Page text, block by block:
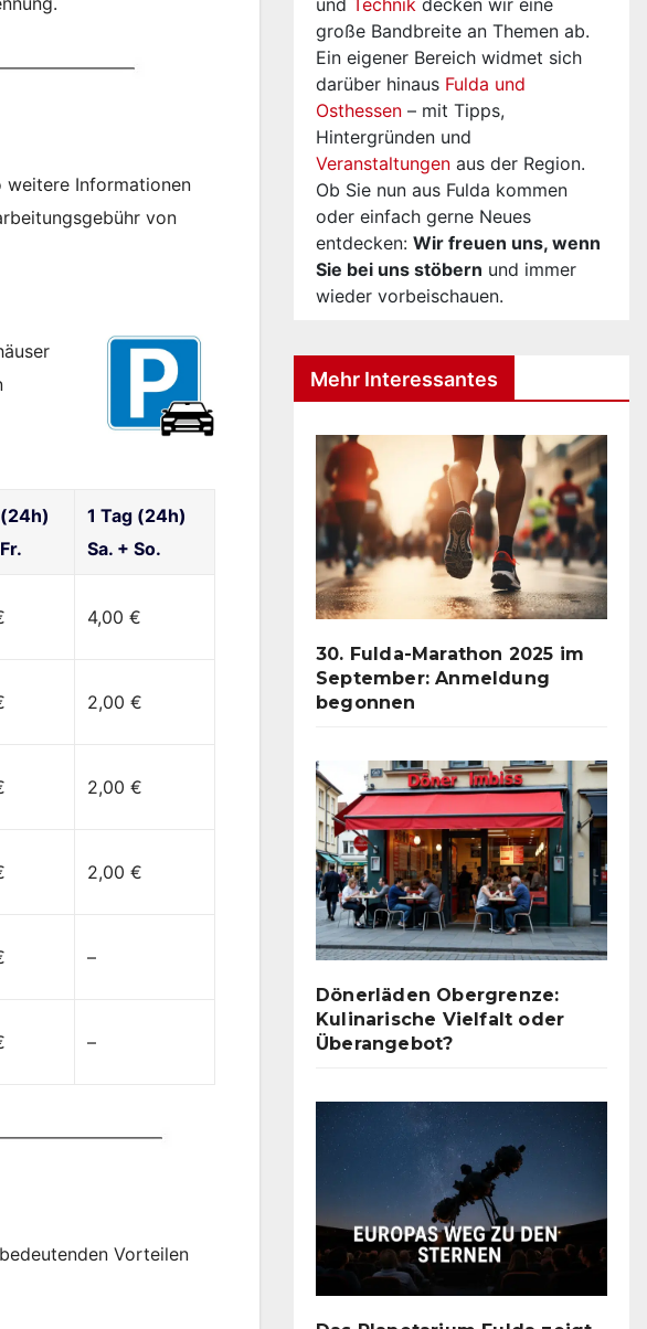
weitere Informationen
von
1 Tag (24h)
Sa. + So.
4,00 €
2,00 €
2,00 €
2,00 €
–
–
Vorteilen
und Technik decken wir eine
große Bandbreite an Themen ab.
Ein eigener Bereich widmet sich
darüber hinaus Fulda und
Osthessen – mit Tipps,
Hintergründen und
Veranstaltungen aus der Region.
Ob Sie nun aus Fulda kommen
oder einfach gerne Neues
entdecken: Wir freuen uns, wenn
Sie bei uns stöbern und immer
wieder vorbeischauen.
Mehr Interessantes
30. Fulda-Marathon 2025 im
September: Anmeldung
begonnen
Dönerläden Obergrenze:
Kulinarische Vielfalt oder
Überangebot?